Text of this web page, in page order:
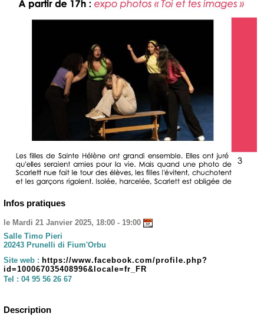
Infos pratiques
le Mardi 21 Janvier 2025, 18:00 - 19:00
Salle Timo Pieri
20243 Prunelli di Fium'Orbu
Site web : https://www.facebook.com/profile.php?
id=100067035408996&locale=fr_FR
Tel : 04 95 56 26 67
Description